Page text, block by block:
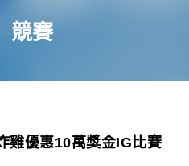
競賽
雞優惠10萬獎金IG比賽